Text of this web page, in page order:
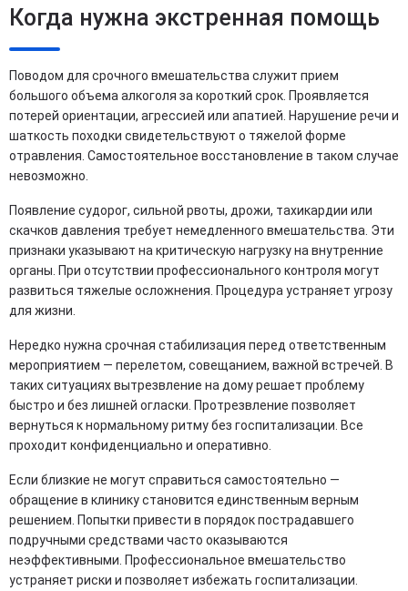
Когда нужна экстренная помощь
Поводом для срочного вмешательства служит прием
большого объема алкоголя за короткий срок. Проявляется
потерей ориентации, агрессией или апатией. Нарушение речи и
шаткость походки свидетельствуют о тяжелой форме
отравления. Самостоятельное восстановление в таком случае
невозможно.
Появление судорог, сильной рвоты, дрожи, тахикардии или
скачков давления требует немедленного вмешательства. Эти
признаки указывают на критическую нагрузку на внутренние
органы. При отсутствии профессионального контроля могут
развиться тяжелые осложнения. Процедура устраняет угрозу
для жизни.
Нередко нужна срочная стабилизация перед ответственным
мероприятием — перелетом, совещанием, важной встречей. В
таких ситуациях вытрезвление на дому решает проблему
быстро и без лишней огласки. Протрезвление позволяет
вернуться к нормальному ритму без госпитализации. Все
проходит конфиденциально и оперативно.
Если близкие не могут справиться самостоятельно —
обращение в клинику становится единственным верным
решением. Попытки привести в порядок пострадавшего
подручными средствами часто оказываются
неэффективными. Профессиональное вмешательство
устраняет риски и позволяет избежать госпитализации.